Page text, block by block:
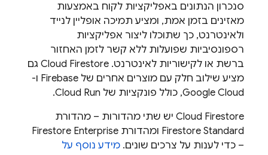
סנכרון הנתונים באפליקציות לקוח באמצעות
מאזינים בזמן אמת, ומציע תמיכה אופליין לנייד
ולאינטרנט, כך שתוכלו ליצור אפליקציות
רספונסיביות שפועלות ללא קשר לזמן האחזור
ברשת או לקישוריות לאינטרנט. ‫ Cloud Firestore גם
מציע שילוב חלק עם מוצרים אחרים של Firebase ו-
Google Cloud, כולל פונקציות של Cloud Run
.
Cloud Firestore יש שתי מהדורות – מהדורת
Firestore Standard ומהדורת Firestore Enterprise
– כדי לענות על צרכים שונים. מידע נוסף על